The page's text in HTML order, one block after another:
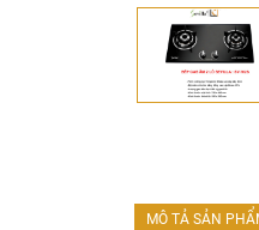
MÔ TẢ SẢN